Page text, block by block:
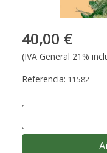
40,00 €
(IVA General 21%
Referencia: 11582